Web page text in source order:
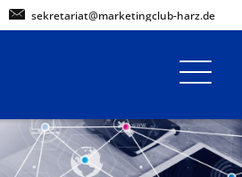
sekretariat@marketingclub-harz.de